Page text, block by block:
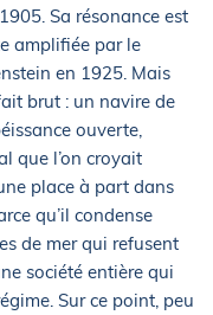
Sa résonance est
amplifiée par le
en 1925. Mais
brut : un navire de
ouverte,
que l’on croyait
place à part dans
qu’il condense
de mer qui refusent
société entière qui
Sur ce point, peu